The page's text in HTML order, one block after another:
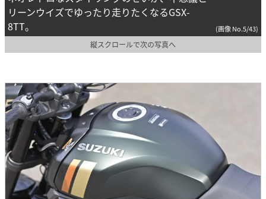
リーンウイズでゆったり走りたくなるGSX-
8TT。
(画像 No.5/43)
縦スクロールで次の写真へ